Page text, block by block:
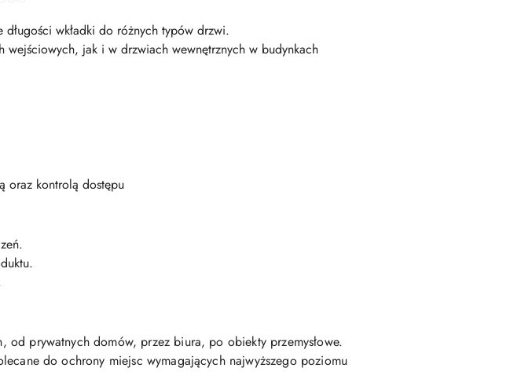
wkładki do różnych typów drzwi.
wejściowych, jak i w drzwiach wewnętrznych w budynkach
oraz kontrolą dostępu
od prywatnych domów, przez biura, po obiekty przemysłowe.
do ochrony miejsc wymagających najwyższego poziomu